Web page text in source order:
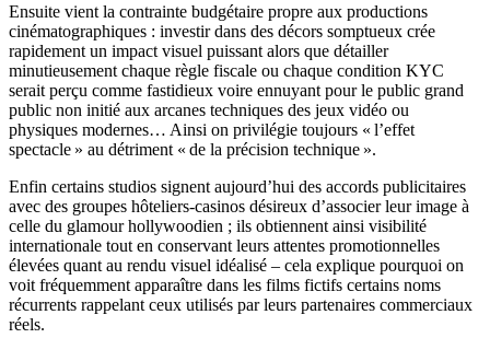
Ensuite vient la contrainte budgétaire propre aux productions
cinématographiques : investir dans des décors somptueux crée
rapidement un impact visuel puissant alors que détailler
minutieusement chaque règle fiscale ou chaque condition KYC
serait perçu comme fastidieux voire ennuyant pour le public grand
public non initié aux arcanes techniques des jeux vidéo ou
physiques modernes… Ainsi on privilégie toujours « l’effet
spectacle » au détriment « de la précision technique ».
Enfin certains studios signent aujourd’hui des accords publicitaires
avec des groupes hôteliers-casinos désireux d’associer leur image à
celle du glamour hollywoodien ; ils obtiennent ainsi visibilité
internationale tout en conservant leurs attentes promotionnelles
élevées quant au rendu visuel idéalisé – cela explique pourquoi on
voit fréquemment apparaître dans les films fictifs certains noms
récurrents rappelant ceux utilisés par leurs partenaires commerciaux
réels.